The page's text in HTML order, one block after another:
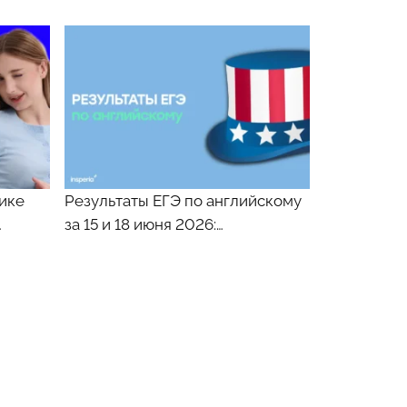
Результаты ЕГЭ по английскому
за 15 и 18 июня 2026:…